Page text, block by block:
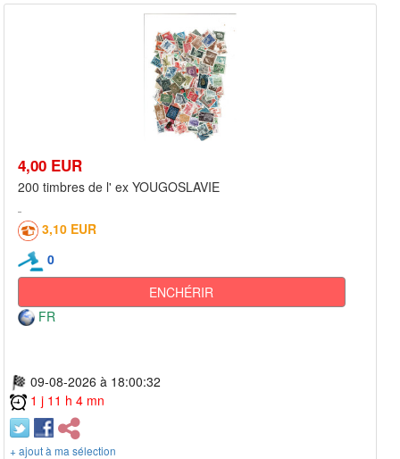
4,00 EUR
200 timbres de l' ex YOUGOSLAVIE
3,10 EUR
0
ENCHÉRIR
FR
09-08-2026 à 18:00:32
1 j 11 h 4 mn
+ ajout à ma sélection